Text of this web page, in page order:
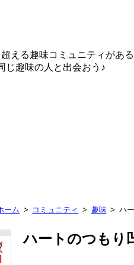
える趣味コミュニティがある
じ趣味の人と出会おう♪
ーム コミュニティ 趣味 ハ
ハートのつもり